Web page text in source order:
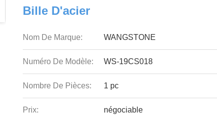
Bille D'acier
Nom De Marque: WANGSTONE
Numéro De Modèle: WS-19CS018
Nombre De Pièces: 1 pc
Prix: négociable